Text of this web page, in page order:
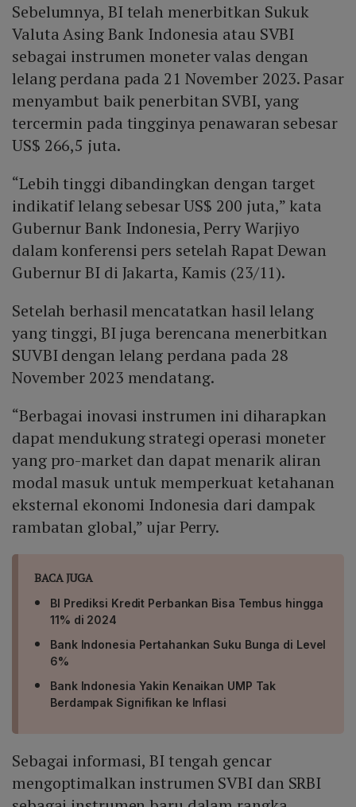
Sebelumnya, BI telah menerbitkan Sukuk
Valuta Asing Bank Indonesia atau SVBI
sebagai instrumen moneter valas dengan
lelang perdana pada 21 November 2023. Pasar
menyambut baik penerbitan SVBI, yang
tercermin pada tingginya penawaran sebesar
US$ 266,5 juta.
“Lebih tinggi dibandingkan dengan target
indikatif lelang sebesar US$ 200 juta,” kata
Gubernur Bank Indonesia, Perry Warjiyo
dalam konferensi pers setelah Rapat Dewan
Gubernur BI di Jakarta, Kamis (23/11).
Setelah berhasil mencatatkan hasil lelang
yang tinggi, BI juga berencana menerbitkan
SUVBI dengan lelang perdana pada 28
November 2023 mendatang.
“Berbagai inovasi instrumen ini diharapkan
dapat mendukung strategi operasi moneter
yang pro-market dan dapat menarik aliran
modal masuk untuk memperkuat ketahanan
eksternal ekonomi Indonesia dari dampak
rambatan global,” ujar Perry.
BACA JUGA
BI Prediksi Kredit Perbankan Bisa Tembus hingga
11% di 2024
Bank Indonesia Pertahankan Suku Bunga di Level
6%
Bank Indonesia Yakin Kenaikan UMP Tak
Berdampak Signifikan ke Inflasi
Sebagai informasi, BI tengah gencar
mengoptimalkan instrumen SVBI dan SRBI